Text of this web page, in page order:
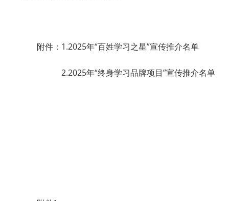
附件：1.2025年“百姓学习之星”宣传推介名单
2.2025年“终身学习品牌项目”宣传推介名单